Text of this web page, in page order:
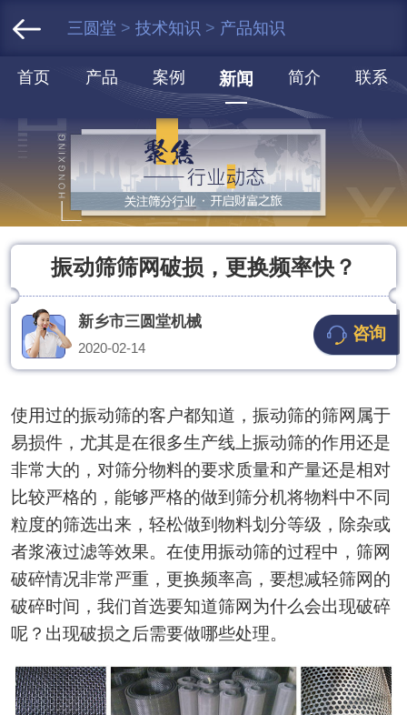
三圆堂 > 技术知识 > 产品知识
首页 产品 案例 新闻 简介 联系
振动筛筛网破损，更换频率快？
新乡市三圆堂机械
2020-02-14
咨询
使用过的振动筛的客户都知道，振动筛的筛网属于
易损件，尤其是在很多生产线上振动筛的作用还是
非常大的，对筛分物料的要求质量和产量还是相对
比较严格的，能够严格的做到筛分机将物料中不同
粒度的筛选出来，轻松做到物料划分等级，除杂或
者浆液过滤等效果。在使用振动筛的过程中，筛网
破碎情况非常严重，更换频率高，要想减轻筛网的
破碎时间，我们首选要知道筛网为什么会出现破碎
呢？出现破损之后需要做哪些处理。